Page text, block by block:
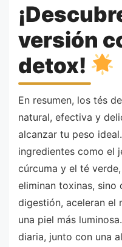
versión
detox!
En resumen, los tés
natural, efectiva y
alcanzar tu peso
ingredientes como el
cúrcuma y el té
eliminan toxinas, sino
digestión, aceleran el
una piel más
diaria, junto con una